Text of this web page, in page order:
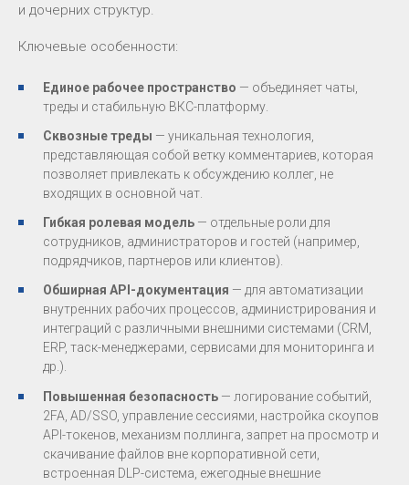
и дочерних структур.
Ключевые особенности:
Единое рабочее пространство — объединяет чаты,
треды и стабильную ВКС-платформу.
Сквозные треды — уникальная технология,
представляющая собой ветку комментариев, которая
позволяет привлекать к обсуждению коллег, не
входящих в основной чат.
Гибкая ролевая модель — отдельные роли для
сотрудников, администраторов и гостей (например,
подрядчиков, партнеров или клиентов).
Обширная API-документация — для автоматизации
внутренних рабочих процессов, администрирования и
интеграций с различными внешними системами (CRM,
ERP, таск-менеджерами, сервисами для мониторинга и
др.).
Повышенная безопасность — логирование событий,
2FA, AD/SSO, управление сессиями, настройка скоупов
API-токенов, механизм поллинга, запрет на просмотр и
скачивание файлов вне корпоративной сети,
встроенная DLP-система, ежегодные внешние